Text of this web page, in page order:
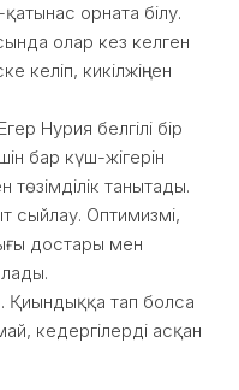
орната білу.
олар кез келген
келіп, кикілжіңнен
Нурия белгілі бір
бар күш-жігерін
танытады.
сыйлау. Оптимизмі,
достары мен
Қиындыққа тап болса
кедергілерді асқан